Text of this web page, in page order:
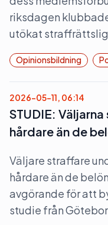
riksdagen
utökat
Opinionsbildning
2026-05-11, 06:14
STUDIE:
hårdare än de
Väljare straffare
hårdare än de
avgörande för att
studie från